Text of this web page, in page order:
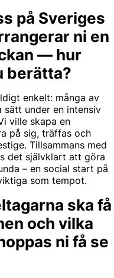
på Sveriges
ni en
— hur
berätta?
enkelt: många av
under en intensiv
ville skapa en
på sig, träffas och
Tillsammans med
det självklart att göra
– en social start på
som tempot.
ska få
och vilka
ni få se